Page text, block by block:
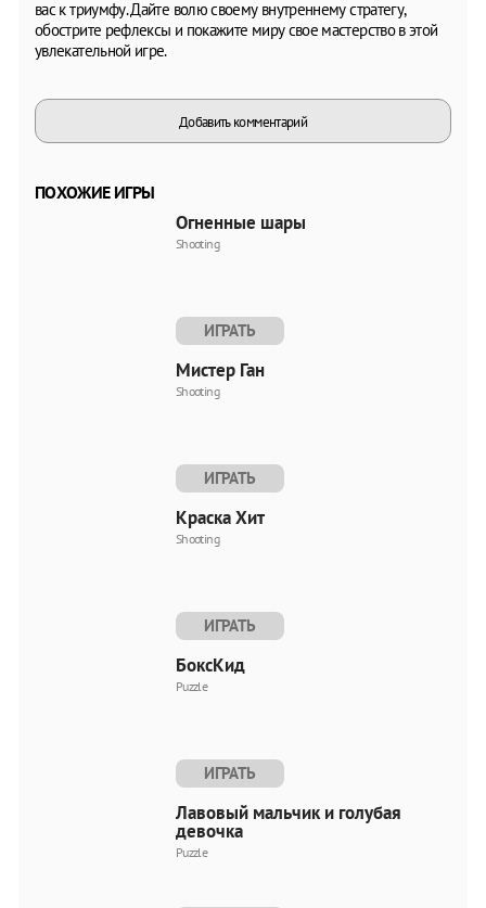
вас к триумфу. Дайте волю своему внутреннему стратегу,
обострите рефлексы и покажите миру свое мастерство в этой
увлекательной игре.
Добавить комментарий
ПОХОЖИЕ ИГРЫ
Огненные шары
Shooting
ИГРАТЬ
Мистер Ган
Shooting
ИГРАТЬ
Краска Хит
Shooting
ИГРАТЬ
БоксКид
Puzzle
ИГРАТЬ
Лавовый мальчик и голубая
девочка
Puzzle